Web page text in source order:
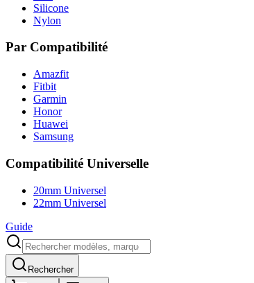
Silicone
Nylon
Par Compatibilité
Amazfit
Fitbit
Garmin
Honor
Huawei
Samsung
Compatibilité Universelle
20mm Universel
22mm Universel
Guide
Rechercher